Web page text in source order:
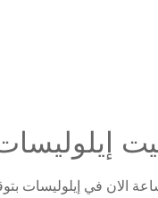
الان في إيلوليسات